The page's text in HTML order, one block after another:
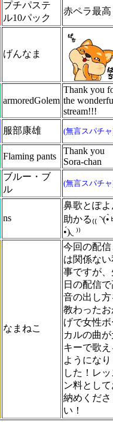
プチパステ
ル10パック
赤ペラ最高
げんなま
armoredGolem
Thank you
the
stream!!!
服部康雄 (無言スパチ
Flaming pants
Thank you
Sora-chan
ブルー・ブ
ル
(無言スパチ
ns
鼻歌とぽよ
助かる₍₍ ◝(•̀
•́)◟ ⁾⁾
なまねこ
今回の配信
は関係ない
事ですが、
日の配信
音の出し方
教わったお
げで女性ボ
カルの曲
キーで歌え
ようにな
した！レ
ン料とし
納めくださ
い！